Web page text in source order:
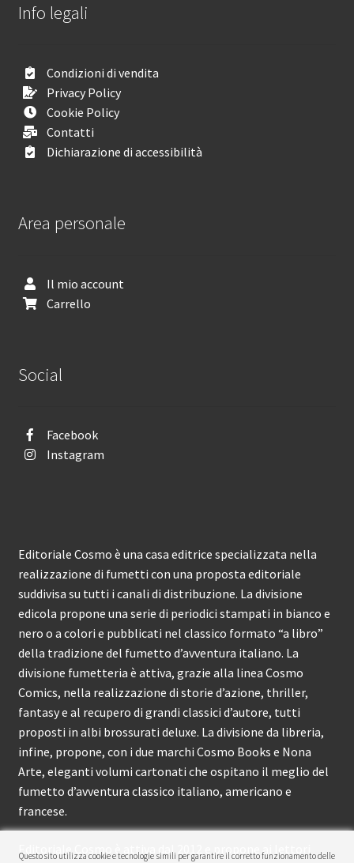
Info legali
Condizioni di vendita
Privacy Policy
Cookie Policy
Contatti
Dichiarazione di accessibilità
Area personale
Il mio account
Carrello
Social
Facebook
Instagram
Editoriale Cosmo è una casa editrice specializzata nella
realizzazione di fumetti con una proposta editoriale
suddivisa su tutti i canali di distribuzione. La divisione
edicola propone una serie di periodici stampati in bianco e
nero o a colori e pubblicati nel classico formato “a libro”
della tradizione del fumetto d’avventura italiano. La
divisione fumetteria è attiva, grazie alla linea Cosmo
Comics, nella realizzazione di storie d’azione, thriller,
fantasy e al recupero di grandi classici d’autore, tutti
proposti in albi brossurati deluxe. La divisione da libreria,
infine, propone, con i due marchi Cosmo Books e Nona
Arte, eleganti volumi cartonati che ospitano il meglio del
fumetto d’avventura classico italiano, americano e
francese.
Editoriale Cosmo è attiva dal 2012 e propone ai lettori
Questo sito utilizza cookie e tecnologie simili per garantire il corretto funzionamento delle